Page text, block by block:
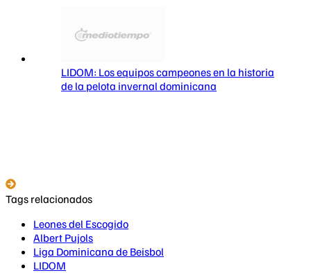
LIDOM: Los equipos campeones en la historia
de la pelota invernal dominicana
Tags relacionados
Leones del Escogido
Albert Pujols
Liga Dominicana de Beisbol
LIDOM